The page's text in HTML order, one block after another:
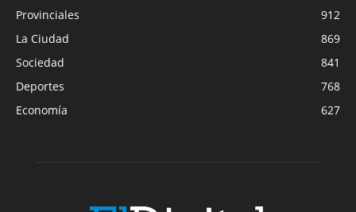
Provinciales
912
La Ciudad
869
Sociedad
841
Deportes
768
Economía
627